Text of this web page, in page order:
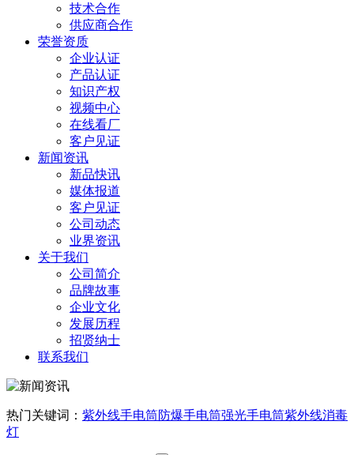
技术合作
供应商合作
荣誉资质
企业认证
产品认证
知识产权
视频中心
在线看厂
客户见证
新闻资讯
新品快讯
媒体报道
客户见证
公司动态
业界资讯
关于我们
公司简介
品牌故事
企业文化
发展历程
招贤纳士
联系我们
热门关键词： 紫外线手电筒防爆手电筒强光手电筒紫外线消毒
灯